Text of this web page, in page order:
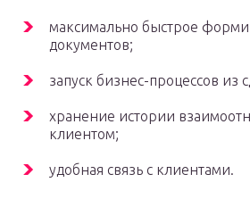
максимально быстрое
документов;
запуск бизнес-процессов из
хранение истории
клиентом;
удобная связь с клиентами.